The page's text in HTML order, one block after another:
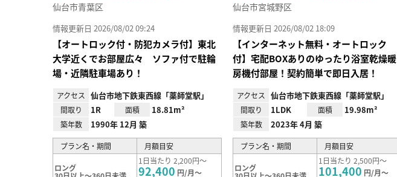
仙台市青葉区
情報更新日 2026/08/02 09:24
【オートロック付・防犯カメラ付】東北
大学近くでお部屋広々 ソファ付で駐輪
場・近隣駐車場あり！
アクセス 仙台市地下鉄東西線「薬師堂駅」
間取り 1R 面積 18.81m²
築年数 1990年 12月 築
プラン名・期間 月額目安
ロング
1日当たり 2,200円～
92,400 円/月～
仙台市宮城野区
情報更新日 2026/08/02 18:09
【インターネット無料・オートロック
付】宅配BOXありのゆったり浴室乾燥暖
房機付部屋！契約簡単で即日入居！
アクセス 仙台市地下鉄東西線「薬師堂駅」
間取り 1LDK 面積 19.98m²
築年数 2023年 4月 築
プラン名・期間 月額目安
ロング
1日当たり 2,500円～
101,400 円/月～